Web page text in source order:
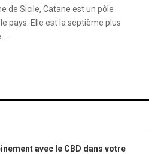
de Sicile, Catane est un pôle
pays. Elle est la septième plus
avec le CBD dans votre